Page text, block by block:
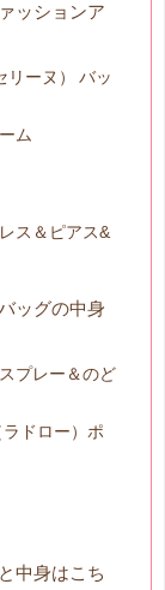
ッションア
リーヌ） バッ
ム
ス＆ピアス&
ッグの中身
プレー＆のど
ラドロー）ポ
中身はこち